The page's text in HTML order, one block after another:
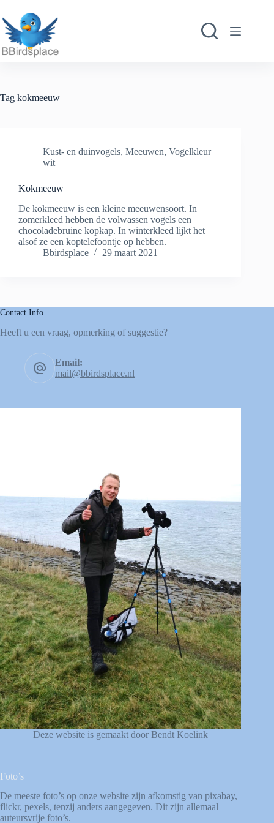
naar
de
inhoud
Tag kokmeeuw
Kust- en duinvogels, Meeuwen, Vogelkleur
wit
Kokmeeuw
De kokmeeuw is een kleine meeuwensoort. In
zomerkleed hebben de volwassen vogels een
chocoladebruine kopkap. In winterkleed lijkt het
alsof ze een koptelefoontje op hebben.
Bbirdsplace
29 maart 2021
Contact Info
Heeft u een vraag, opmerking of suggestie?
Email:
mail@bbirdsplace.nl
Deze website is gemaakt door Bendt Koelink
Foto’s
De meeste foto’s op onze website zijn afkomstig van pixabay,
flickr, pexels, tenzij anders aangegeven. Dit zijn allemaal
auteursvrije foto’s.